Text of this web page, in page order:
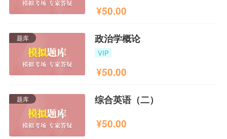
¥50.00
题库 政治学概论
VIP
¥50.00
题库 综合英语（二）
¥50.00